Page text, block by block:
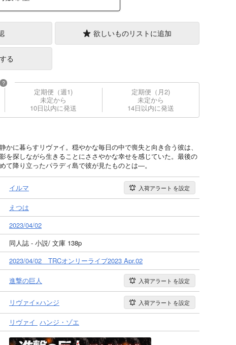
欲しいものリストに追加
る
?
定期便（週1)
未定から
10日以内に発送
定期便（月2)
未定から
14日以内に発送
かに暮らすリヴァイ。穏やかな毎日の中で喪失と向き合う彼は、
を探しながら生きることにささやかな幸せを感じていた。最後の
て降り立ったパラディ島で彼が見たものとは―。
イルマ 入荷アラート を設定
えつは
2023/04/02
同人誌 - 小説/ 文庫 138p
2023/04/02 TRCオンリーライブ2023 Apr.02
進撃の巨人 入荷アラート を設定
リヴァイ×ハンジ 入荷アラート を設定
リヴァイ ハンジ・ゾエ